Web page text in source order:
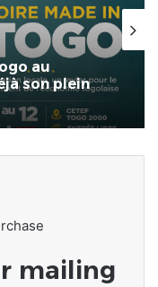
au
son plein
mailing